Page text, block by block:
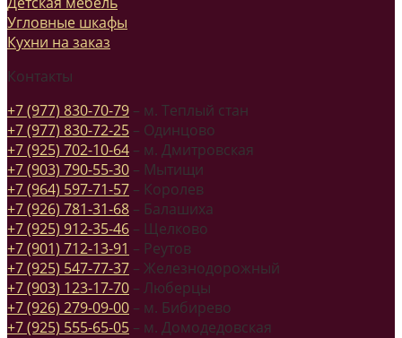
Угловные шкафы
Кухни на заказ
Контакты
+7 (977) 830-70-79 – м. Теплый стан
+7 (977) 830-72-25 – Одинцово
+7 (925) 702-10-64 – м. Дмитровская
+7 (903) 790-55-30 – Мытищи
+7 (964) 597-71-57 – Королев
+7 (926) 781-31-68 – Балашиха
+7 (925) 912-35-46 – Щелково
+7 (901) 712-13-91 – Реутов
+7 (925) 547-77-37 – Железнодорожный
+7 (903) 123-17-70 – Люберцы
+7 (926) 279-09-00 – м. Бибирево
+7 (925) 555-65-05 – м. Домодедовская